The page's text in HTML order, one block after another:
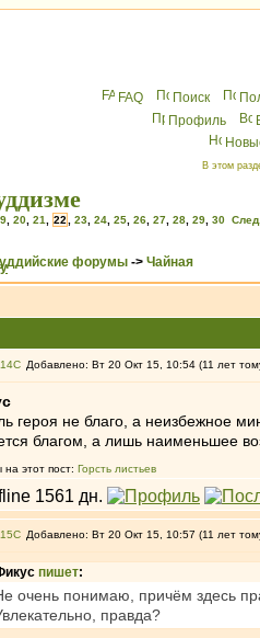
FAQ Поиск
Профиль
В этом
20 21 22 23 24 25 26 27 28 29 30
форумы -> Чайная
Добавлено: Вт 20 Окт 15, 10:54 (11 лет
героя не благо, а неизбежное
благом, а лишь наименьшее
на этот пост: Горсть листьев
Добавлено: Вт 20 Окт 15, 10:57 (11 лет
пишет:
очень понимаю, причём здесь
правда?